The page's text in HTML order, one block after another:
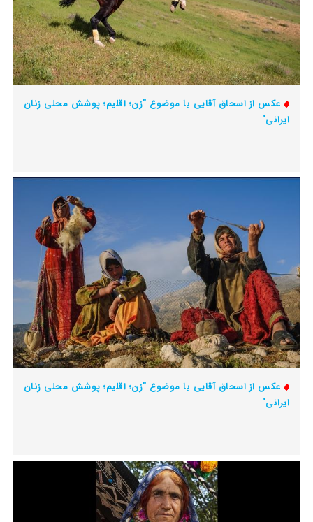
عکس از اسحاق آقایی با موضوع "زن؛ اقلیم؛ پوشش محلی زنان
ایرانی"
عکس از اسحاق آقایی با موضوع "زن؛ اقلیم؛ پوشش محلی زنان
ایرانی"